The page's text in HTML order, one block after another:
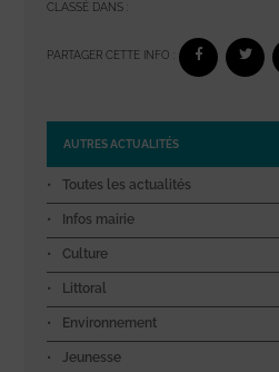
CLASSÉ DANS :
PARTAGER CETTE INFO :
AUTRES ACTUALITÉS
Toutes les actualités
Infos mairie
Culture
Littoral
Environnement
Jeunesse